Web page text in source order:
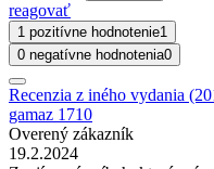
reagovať
1 pozitívne hodnotenie1
0 negatívne hodnotenia0
Recenzia z iného vydania
gamaz 1710
Overený zákazník
19.2.2024